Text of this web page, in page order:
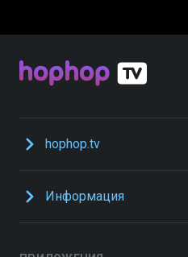
hophop.tv
Информация